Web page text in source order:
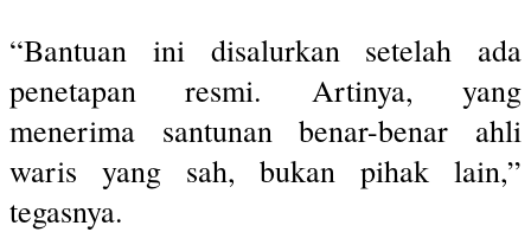
“Bantuan ini disalurkan setelah ada
penetapan resmi. Artinya, yang
menerima santunan benar-benar ahli
waris yang sah, bukan pihak lain,”
tegasnya.